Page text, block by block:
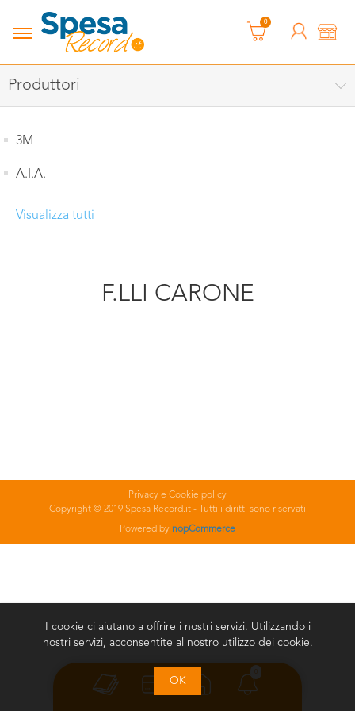
0
Produttori
3M
A.I.A.
Visualizza tutti
F.LLI CARONE
Privacy e Cookie policy
Copyright © 2019 Spesa Record.it - Tutti i diritti sono riservati
Powered by nopCommerce
I cookie ci aiutano a offrire i nostri servizi. Utilizzando i
nostri servizi, acconsentite al nostro utilizzo dei cookie.
OK